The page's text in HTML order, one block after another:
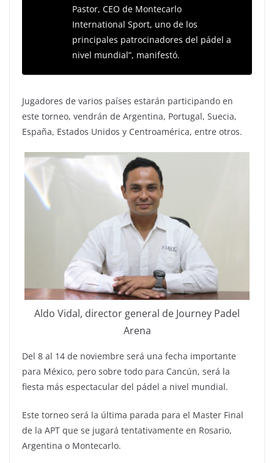
Pastor, CEO de Montecarlo
International Sport, uno de los
principales patrocinadores del pádel a
nivel mundial”, manifestó.
Jugadores de varios países estarán participando en
este torneo, vendrán de Argentina, Portugal, Suecia,
España, Estados Unidos y Centroamérica, entre otros.
Aldo Vidal, director general de Journey Padel
Arena
Del 8 al 14 de noviembre será una fecha importante
para México, pero sobre todo para Cancún, será la
fiesta más espectacular del pádel a nivel mundial.
Este torneo será la última parada para el Master Final
de la APT que se jugará tentativamente en Rosario,
Argentina o Montecarlo.